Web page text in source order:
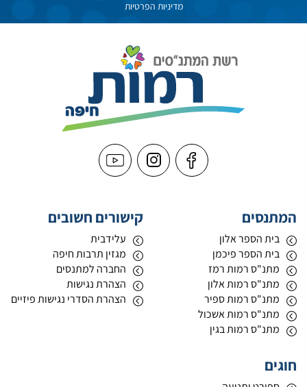
מדיניות הפרטיות
המתנסים
בית הספר אלון
בית הספר פיכמן
מתנ"ס רמות רמז
מתנ"ס רמות אלון
מתנ"ס רמות ספיר
מתנ"ס רמות אשכול
מתנ"ס רמות בגין
קישורים חשובים
עלידבית
מגזין תרבות חיפה
החברה למתנסים
הצהרת נגישות
הצהרת הסדרי נגישות פיזיים
חוגים